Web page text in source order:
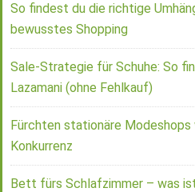
So findest du die richtige
bewusstes Shopping
Sale-Strategie für Schuhe: So
Lazamani (ohne Fehlkauf)
Fürchten stationäre Modeshops
Konkurrenz
Bett fürs Schlafzimmer – was